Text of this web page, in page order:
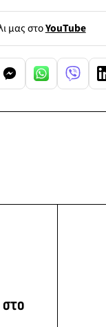
μας στοYouTube
στο